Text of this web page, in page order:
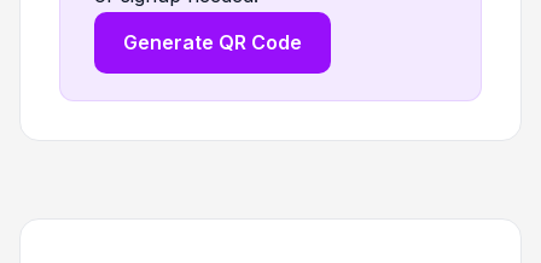
Generate QR Code